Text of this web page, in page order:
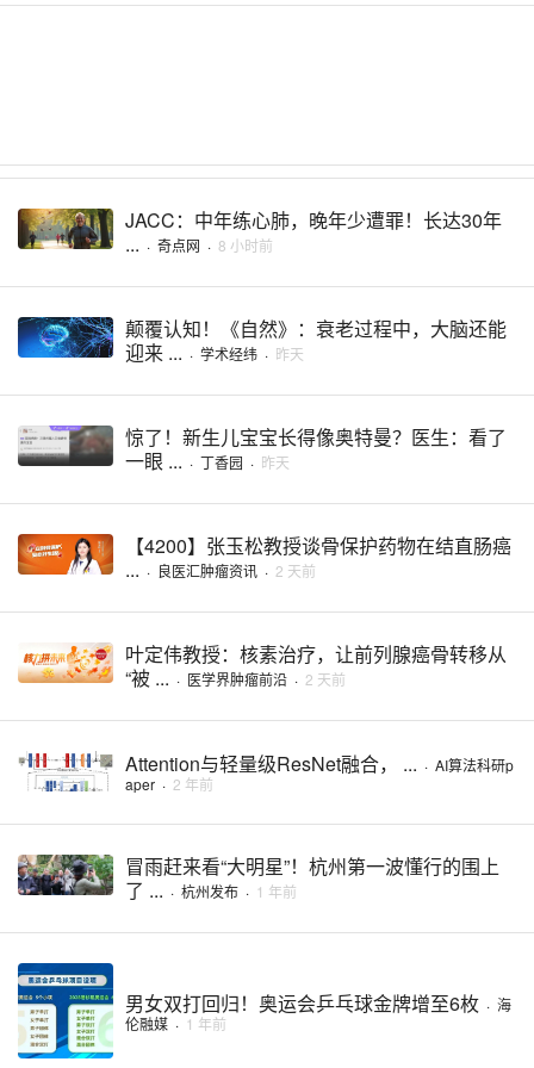
JACC：中年练心肺，晚年少遭罪！长达30年
... · 奇点网 · 8 小时前
颠覆认知！《自然》：衰老过程中，大脑还能
迎来 ... · 学术经纬 · 昨天
惊了！新生儿宝宝长得像奥特曼？医生：看了
一眼 ... · 丁香园 · 昨天
【4200】张玉松教授谈骨保护药物在结直肠癌
... · 良医汇肿瘤资讯 · 2 天前
叶定伟教授：核素治疗，让前列腺癌骨转移从
“被 ... · 医学界肿瘤前沿 · 2 天前
Attention与轻量级ResNet融合， ... · AI算法科研p
aper · 2 年前
冒雨赶来看“大明星”！杭州第一波懂行的围上
了 ... · 杭州发布 · 1 年前
男女双打回归！奥运会乒乓球金牌增至6枚 · 海
伦融媒 · 1 年前